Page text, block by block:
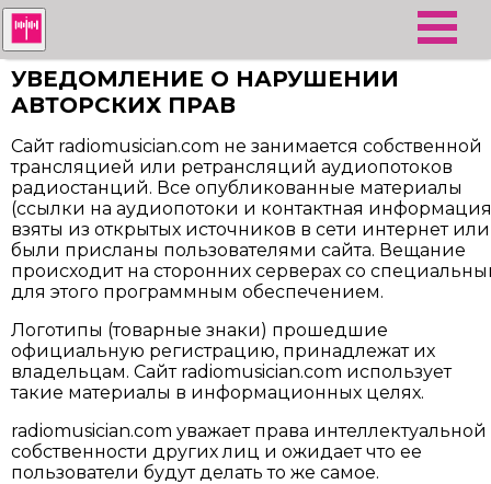
УВЕДОМЛЕНИЕ О НАРУШЕНИИ
АВТОРСКИХ ПРАВ
Сайт radiomusician.com не занимается собственной
трансляцией или ретрансляций аудиопотоков
радиостанций. Все опубликованные материалы
(ссылки на аудиопотоки и контактная
взяты из открытых источников в сети интернет или
были присланы пользователями сайта. Вещание
происходит на сторонних серверах со
для этого программным обеспечением.
Логотипы (товарные знаки) прошедшие
официальную регистрацию, принадлежат их
владельцам. Сайт radiomusician.com использует
такие материалы в информационных целях.
radiomusician.com уважает права интеллектуальной
собственности других лиц и ожидает что ее
пользователи будут делать то же самое.